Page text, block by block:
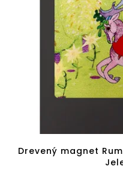
Drevený magnet